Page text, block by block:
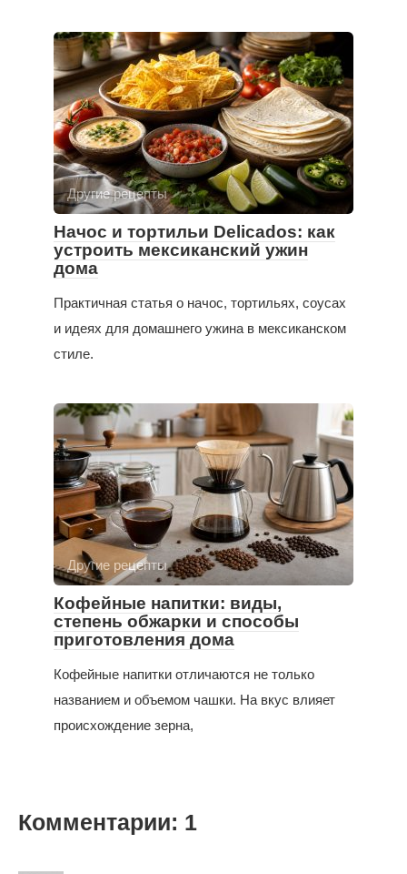
Другие рецепты
Начос и тортильи Delicados: как
устроить мексиканский ужин
дома
Практичная статья о начос, тортильях, соусах
и идеях для домашнего ужина в мексиканском
стиле.
Другие рецепты
Кофейные напитки: виды,
степень обжарки и способы
приготовления дома
Кофейные напитки отличаются не только
названием и объемом чашки. На вкус влияет
происхождение зерна,
Комментарии: 1